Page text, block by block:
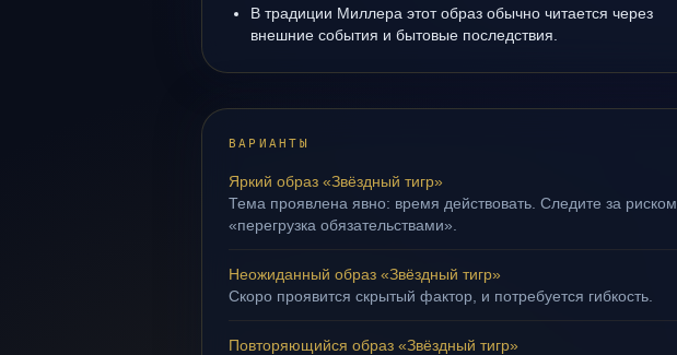
В традиции Миллера этот образ обычно читается через
внешние события и бытовые последствия.
ВАРИАНТЫ
Яркий образ «Звёздный тигр»
Тема проявлена явно: время действовать. Следите за риском
«перегрузка обязательствами».
Неожиданный образ «Звёздный тигр»
Скоро проявится скрытый фактор, и потребуется гибкость.
Повторяющийся образ «Звёздный тигр»